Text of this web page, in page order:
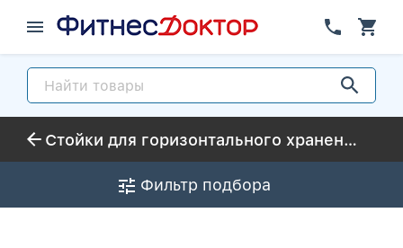
Стойки для горизонтального хранения грифов Profi FIT
Фильтр подбора